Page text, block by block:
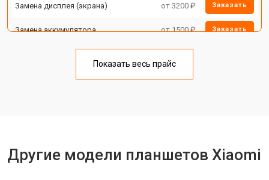
Замена дисплея (экрана) от 3200 ₽ Заказать
Замена аккумулятора от 1500 ₽ Заказать
Замена материнской платы от 3200 ₽
Показать весь прайс
Другие модели планшетов Xiaomi